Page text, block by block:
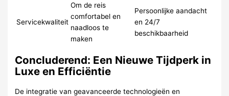
Servicekwaliteit
Om de reis
comfortabel en
naadloos te
maken
Persoonlijke aandacht
en 24/7
beschikbaarheid
Concluderend: Een Nieuwe Tijdperk in
Luxe en Efficiëntie
De integratie van geavanceerde technologieën en